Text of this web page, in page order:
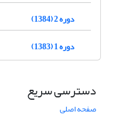
دوره 2 (1384)
دوره 1 (1383)
دسترسی سریع
صفحه اصلی